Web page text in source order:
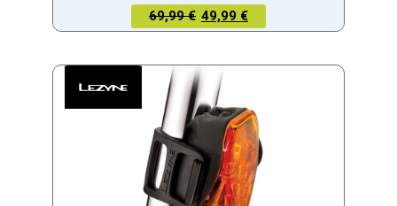
69,99 €
LE PRIX
INITIAL
69,99 €.
49,99 €
LE PRIX
ACTUEL
49,99 €.